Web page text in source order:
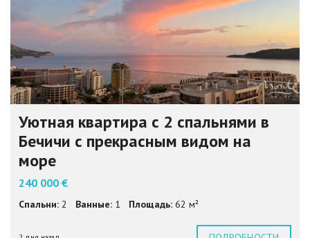
Уютная квартира с 2 спальнями в
Бечичи с прекрасным видом на
море
240 000 €
Спальни: 2 Ванные: 1 Площадь: 62 м²